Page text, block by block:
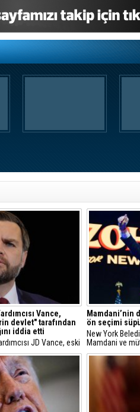
Vance,
devlet" tarafından
iddia etti
JD Vance, eski
Nixon ile
Trump'ın "derin devlet"
alındığını öne sürdü.
Mamdani’nin
ön seçimi
New York
Mamdani ve
New York’ta
seçiminde